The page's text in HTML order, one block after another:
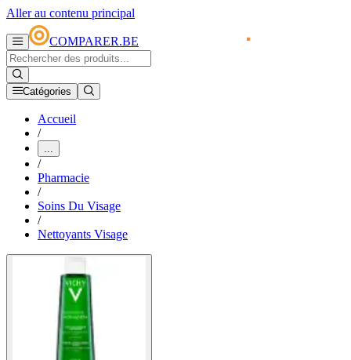
Aller au contenu principal
COMPARER.BE
Catégories
Accueil
/
...
/
Pharmacie
/
Soins Du Visage
/
Nettoyants Visage